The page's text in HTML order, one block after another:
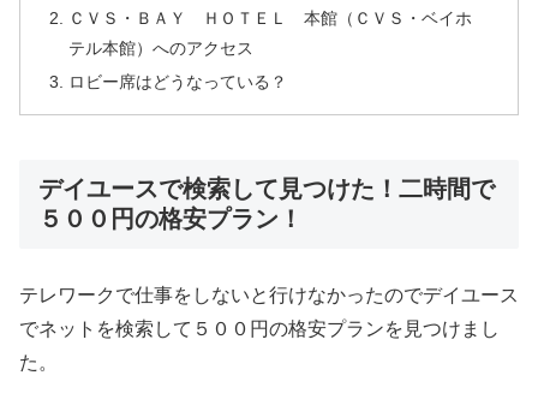
ＣＶＳ・ＢＡＹ ＨＯＴＥＬ 本館（ＣＶＳ・ベイホ
テル本館）へのアクセス
ロビー席はどうなっている？
デイユースで検索して見つけた！二時間で
５００円の格安プラン！
テレワークで仕事をしないと行けなかったのでデイユース
でネットを検索して５００円の格安プランを見つけまし
た。